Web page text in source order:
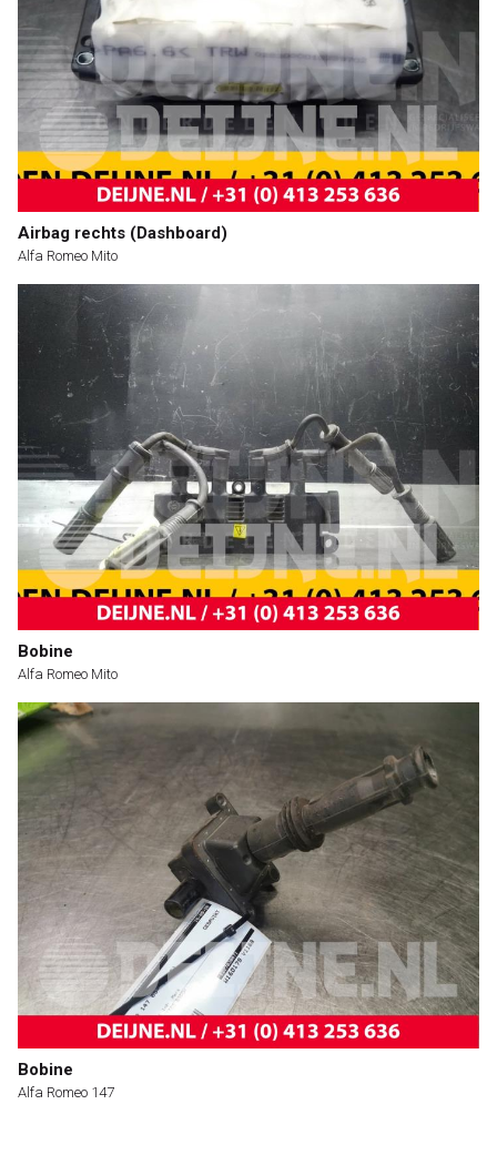
Airbag rechts (Dashboard)
Alfa Romeo Mito
Bobine
Alfa Romeo Mito
Bobine
Alfa Romeo 147